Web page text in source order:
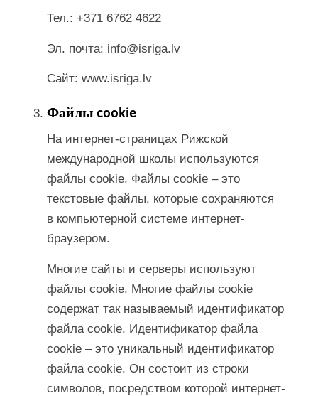
Тел.: +371 6762 4622
Эл. почта: info@isriga.lv
Сайт: www.isriga.lv
Файлы cookie
На интернет-страницах Рижской
международной школы используются
файлы cookie. Файлы cookie – это
текстовые файлы, которые сохраняются
в компьютерной системе интернет-
браузером.
Многие сайты и серверы используют
файлы cookie. Многие файлы cookie
содержат так называемый идентификатор
файла cookie. Идентификатор файла
cookie – это уникальный идентификатор
файла cookie. Он состоит из строки
символов, посредством которой интернет-